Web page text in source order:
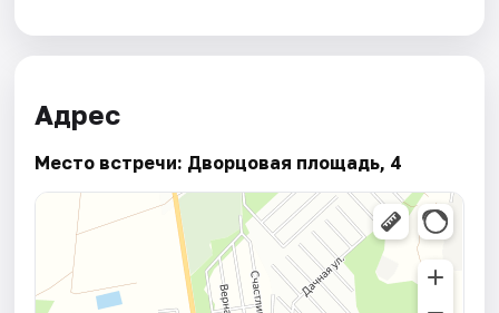
Адрес
Место встречи: Дворцовая площадь, 4